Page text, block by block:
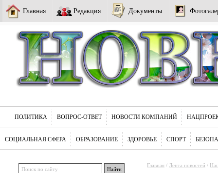
Главная Редакция Документы
ПОЛИТИКА ВОПРОС-ОТВЕТ НОВОСТИ КОМПАНИЙ
СОЦИАЛЬНАЯ СФЕРА ОБРАЗОВАНИЕ ЗДОРОВЬЕ СПОРТ
Главная / Лента новостей /